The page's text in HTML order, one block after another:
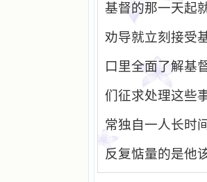
基督的那一天起
劝导就立刻接受
口里全面了解基
们征求处理这些
常独自一人长时
反复惦量的是他